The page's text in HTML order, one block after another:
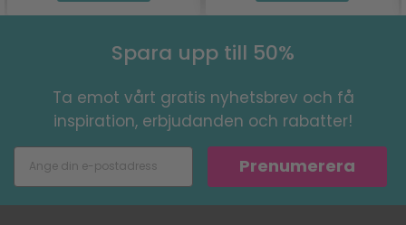
Spara upp till 50%
Ta emot vårt gratis nyhetsbrev och få
inspiration, erbjudanden och rabatter!
Prenumerera